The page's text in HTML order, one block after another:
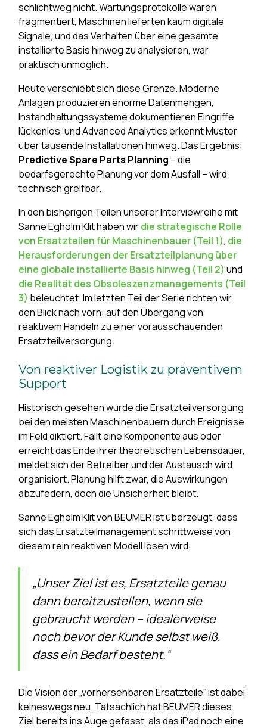
schlichtweg nicht. Wartungsprotokolle waren
fragmentiert, Maschinen lieferten kaum digitale
Signale, und das Verhalten über eine gesamte
installierte Basis hinweg zu analysieren, war
praktisch unmöglich.
Heute verschiebt sich diese Grenze. Moderne
Anlagen produzieren enorme Datenmengen,
Instandhaltungssysteme dokumentieren Eingriffe
lückenlos, und Advanced Analytics erkennt Muster
über tausende Installationen hinweg. Das Ergebnis:
Predictive Spare Parts Planning – die
bedarfsgerechte Planung vor dem Ausfall – wird
technisch greifbar.
In den bisherigen Teilen unserer Interviewreihe mit
Sanne Egholm Klit haben wirdie strategische Rolle
von Ersatzteilen für Maschinenbauer (Teil 1), die
Herausforderungen der Ersatzteilplanung über
eine globale installierte Basis hinweg (Teil 2) und
die Realität des Obsoleszenzmanagements (Teil
3) beleuchtet. Im letzten Teil der Serie richten wir
den Blick nach vorn: auf den Übergang von
reaktivem Handeln zu einer vorausschauenden
Ersatzteilversorgung.
Von reaktiver Logistik zu präventivem
Support
Historisch gesehen wurde die Ersatzteilversorgung
bei den meisten Maschinenbauern durch Ereignisse
im Feld diktiert. Fällt eine Komponente aus oder
erreicht das Ende ihrer theoretischen Lebensdauer,
meldet sich der Betreiber und der Austausch wird
organisiert. Planung hilft zwar, die Auswirkungen
abzufedern, doch die Unsicherheit bleibt.
Sanne Egholm Klit von BEUMER ist überzeugt, dass
sich das Ersatzteilmanagement schrittweise von
diesem rein reaktiven Modell lösen wird:
„Unser Ziel ist es, Ersatzteile genau
dann bereitzustellen, wenn sie
gebraucht werden – idealerweise
noch bevor der Kunde selbst weiß,
dass ein Bedarf besteht.“
Die Vision der „vorhersehbaren Ersatzteile“ ist dabei
keineswegs neu. Tatsächlich hat BEUMER dieses
Ziel bereits ins Auge gefasst, als das iPad noch eine